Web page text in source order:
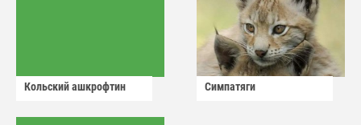
Кольский ашкрофтин Симпатяги